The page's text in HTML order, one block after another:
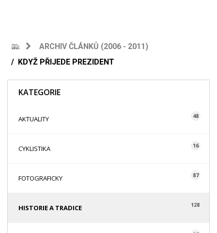
ARCHIV ČLÁNKŮ (2006 - 2011)
KDYŽ PŘIJEDE PREZIDENT
KATEGORIE
AKTUALITY 48
CYKLISTIKA 16
FOTOGRAFICKY 87
HISTORIE A TRADICE 128